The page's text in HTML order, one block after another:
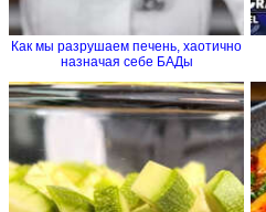
Как мы разрушаем печень, хаотично
назначая себе БАДы